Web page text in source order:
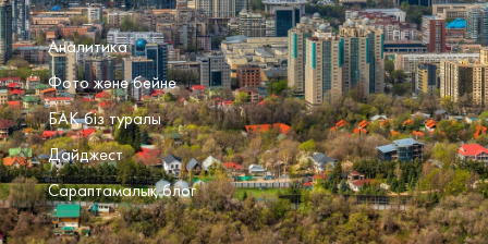
Аналитика
Фото және бейне
БАҚ біз туралы
Дайджест
Сараптамалық блог